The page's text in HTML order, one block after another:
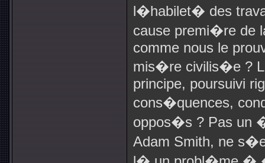
l�habilet� des
cause premi�re de
comme nous le
mis�re civilis�e ?
principe, poursuivi
cons�quences,
oppos�s ? Pas un
Adam Smith, ne